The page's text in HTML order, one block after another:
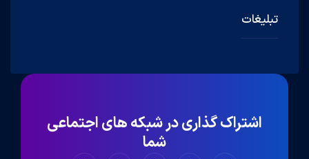
تبلیغات
اشتراک گذاری در شبکه های اجتماعی
شما